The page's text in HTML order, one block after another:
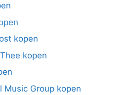
kopen
kopen
Music Group kopen